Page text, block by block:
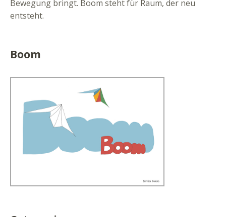
Bewegung bringt. Boom steht für Raum, der neu
entsteht.
Boom